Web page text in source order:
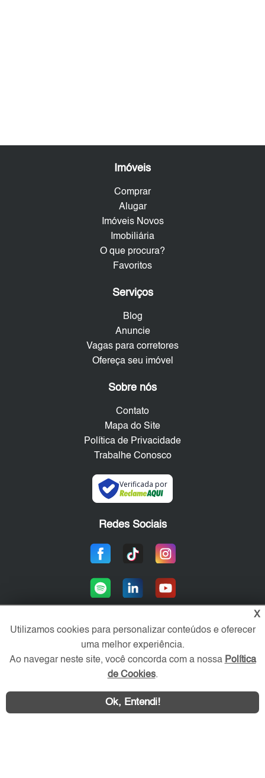
WhatsApp Contatar
Imóveis
Comprar
Alugar
Imóveis Novos
Imobiliária
O que procura?
Favoritos
Serviços
Blog
Anuncie
Vagas para corretores
Ofereça seu imóvel
Sobre nós
Contato
Mapa do Site
Política de Privacidade
Trabalhe Conosco
Verificada por
Redes Sociais
Área exclusiva aos anunciantes,
acesse sua conta:
X
Utilizamos cookies para personalizar conteúdos e oferecer
uma melhor experiência.
Ao navegar neste site, você concorda com a nossa Política
de Cookies.
Ok, Entendi!